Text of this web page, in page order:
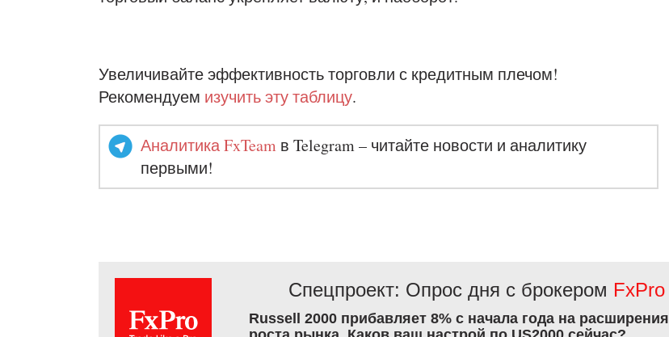
Увеличивайте эффективность торговли с кредитным плечом!
Рекомендуем изучить эту таблицу.
Аналитика FxTeam в Telegram – читайте новости и аналитику
первыми!
Спецпроект: Опрос дня с брокером FxPro
Russell 2000 прибавляет 8% с начала года на расширения